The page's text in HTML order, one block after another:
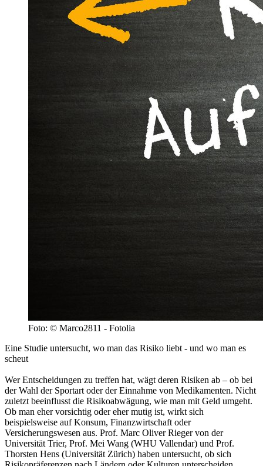
Foto: © Marco2811 - Fotolia
Eine Studie untersucht, wo man das Risiko liebt - und wo man es
scheut
Wer Entscheidungen zu treffen hat, wägt deren Risiken ab – ob bei
der Wahl der Sportart oder der Einnahme von Medikamenten. Nicht
zuletzt beeinflusst die Risikoabwägung, wie man mit Geld umgeht.
Ob man eher vorsichtig oder eher mutig ist, wirkt sich
beispielsweise auf Konsum, Finanzwirtschaft oder
Versicherungswesen aus. Prof. Marc Oliver Rieger von der
Universität Trier, Prof. Mei Wang (WHU Vallendar) und Prof.
Thorsten Hens (Universität Zürich) haben untersucht, ob sich